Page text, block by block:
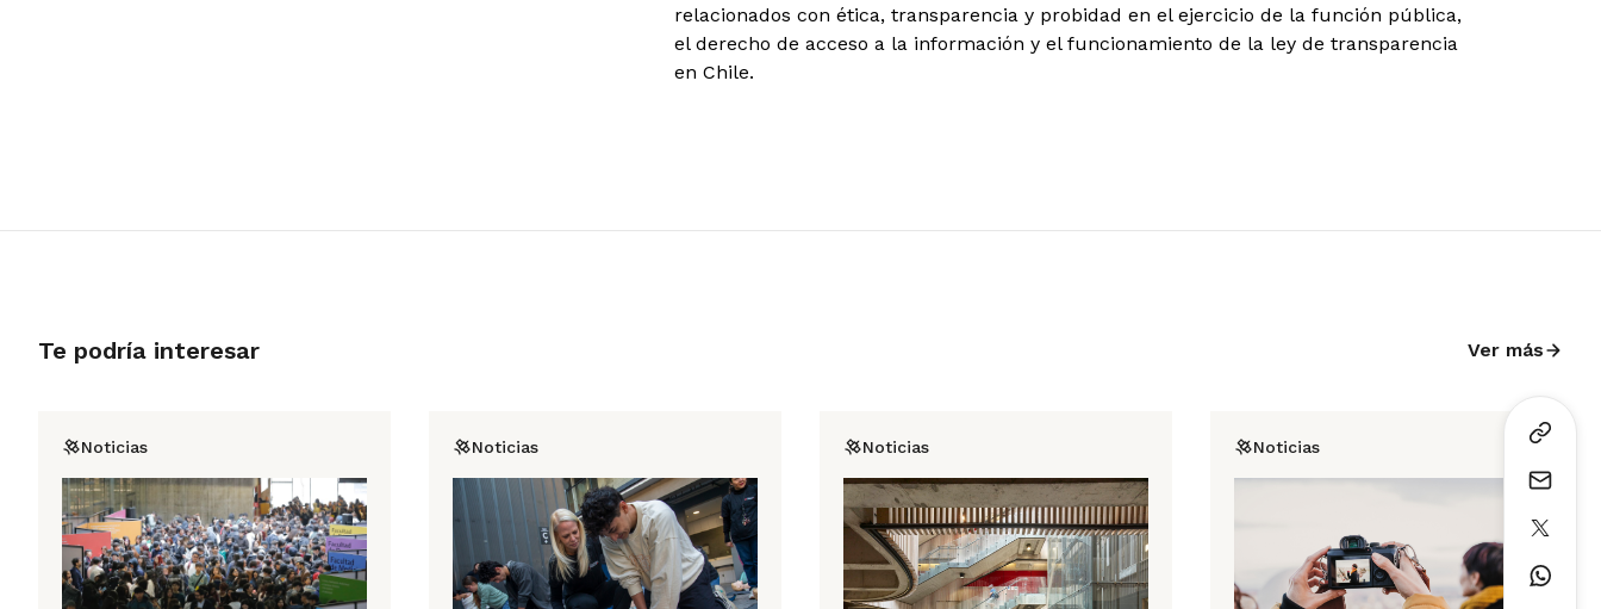
relacionados con ética, transparencia y probidad en el ejercicio de la función pública,
el derecho de acceso a la información y el funcionamiento de la ley de transparencia
en Chile.
Te podría interesar Ver más
Noticias Noticias Noticias Noticias